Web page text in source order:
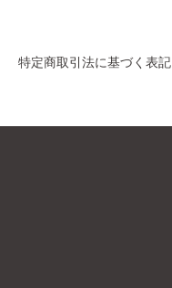
特定商取引法に基づく表記